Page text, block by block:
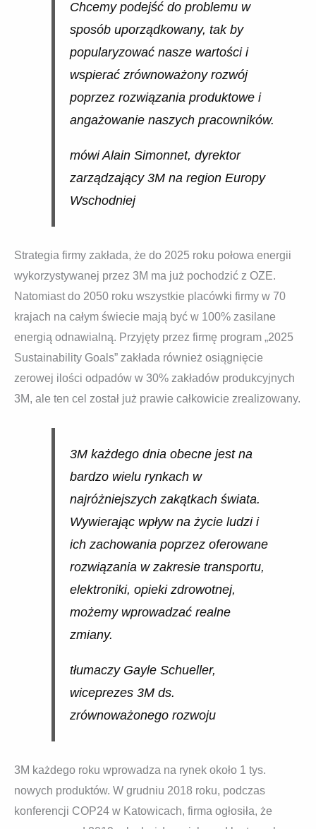
Chcemy podejść do problemu w
sposób uporządkowany, tak by
popularyzować nasze wartości i
wspierać zrównoważony rozwój
poprzez rozwiązania produktowe i
angażowanie naszych pracowników.
mówi Alain Simonnet, dyrektor
zarządzający 3M na region Europy
Wschodniej
Strategia firmy zakłada, że do 2025 roku połowa energii
wykorzystywanej przez 3M ma już pochodzić z OZE.
Natomiast do 2050 roku wszystkie placówki firmy w 70
krajach na całym świecie mają być w 100% zasilane
energią odnawialną. Przyjęty przez firmę program „2025
Sustainability Goals” zakłada również osiągnięcie
zerowej ilości odpadów w 30% zakładów produkcyjnych
3M, ale ten cel został już prawie całkowicie zrealizowany.
3M każdego dnia obecne jest na
bardzo wielu rynkach w
najróżniejszych zakątkach świata.
Wywierając wpływ na życie ludzi i
ich zachowania poprzez oferowane
rozwiązania w zakresie transportu,
elektroniki, opieki zdrowotnej,
możemy wprowadzać realne
zmiany.
tłumaczy Gayle Schueller,
wiceprezes 3M ds.
zrównoważonego rozwoju
3M każdego roku wprowadza na rynek około 1 tys.
nowych produktów. W grudniu 2018 roku, podczas
konferencji COP24 w Katowicach, firma ogłosiła, że